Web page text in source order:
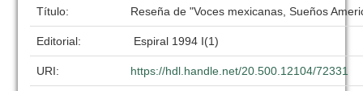
Título: Reseña de "Voces mexicanas, Sueños
Editorial: Espiral 1994 I(1)
URI: https://hdl.handle.net/20.500.12104/72331